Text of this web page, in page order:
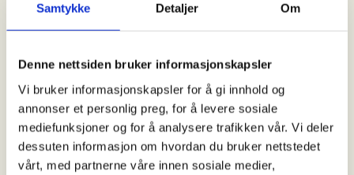
Samtykke Detaljer Om
Denne nettsiden bruker informasjonskapsler
Vi bruker informasjonskapsler for å gi innhold og
annonser et personlig preg, for å levere sosiale
mediefunksjoner og for å analysere trafikken vår. Vi deler
dessuten informasjon om hvordan du bruker nettstedet
vårt, med partnerne våre innen sosiale medier,
Velkommen på tur med Sognsvannsgruppa torsdag
10. september. Vi starter på vestsiden av Svartkulp
og Nedre Blanksjø hvor vi følger umerket sti langs
Godbekken opp til Høgås. Etter matpausen går vi
tilbake gjennom Skjervenmarka på